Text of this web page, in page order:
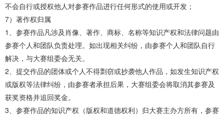
不会自行或授权他人对参赛作品进行任何形式的使用或开发；
7）著作权归属
1、参赛作品凡涉及肖像、著作、商标、名称等知识产权和法律问题由
参赛个人和团队负责处理。如出现相关纠纷，由参赛个人和团队自行
解决，与大赛组委会无关。
2、提交作品的团体或个人不得剽窃或抄袭他人作品，如发生知识产权
或版权等法律纠纷，由参赛者承担后果，大赛组委会将取消其参赛及
获奖资格并追回奖金。
3、参赛作品的知识产权（版权和道德权利）归大赛主办方所有，参赛